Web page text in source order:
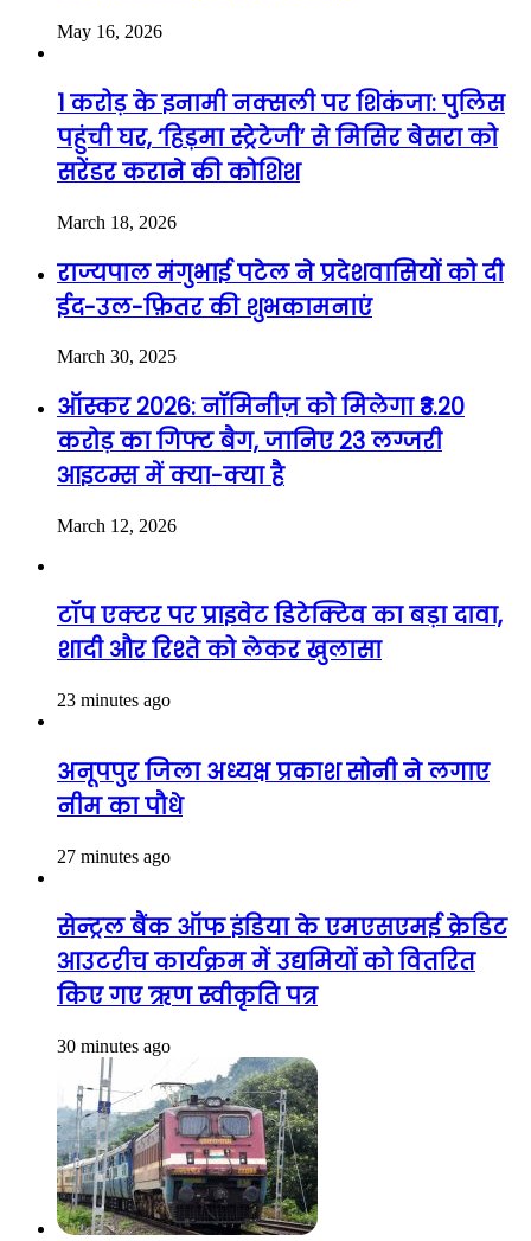
May 16, 2026
1 करोड़ के इनामी नक्सली पर शिकंजा: पुलिस
पहुंची घर, ‘हिड़मा स्ट्रेटेजी’ से मिसिर बेसरा को
सरेंडर कराने की कोशिश
March 18, 2026
राज्यपाल मंगुभाई पटेल ने प्रदेशवासियों को दी
ईद-उल-फ़ितर की शुभकामनाएं
March 30, 2025
ऑस्कर 2026: नॉमिनीज़ को मिलेगा ₹3.20
करोड़ का गिफ्ट बैग, जानिए 23 लग्जरी
आइटम्स में क्या-क्या है
March 12, 2026
टॉप एक्टर पर प्राइवेट डिटेक्टिव का बड़ा दावा,
शादी और रिश्ते को लेकर खुलासा
23 minutes ago
अनूपपुर जिला अध्यक्ष प्रकाश सोनी ने लगाए
नीम का पौधे
27 minutes ago
सेन्ट्रल बैंक ऑफ इंडिया के एमएसएमई क्रेडिट
आउटरीच कार्यक्रम में उद्यमियों को वितरित
किए गए ऋण स्वीकृति पत्र
30 minutes ago